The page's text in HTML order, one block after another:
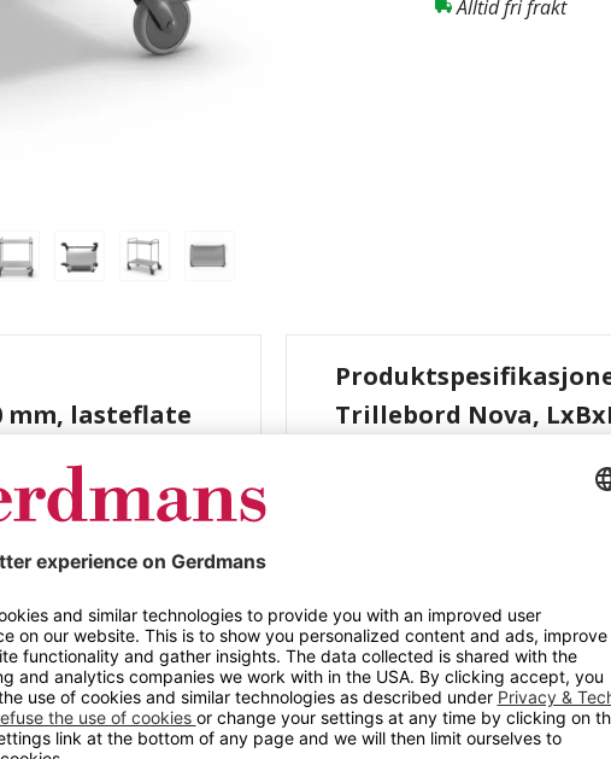
Alltid fri frakt
mm, lasteflate
kg
800 x 500 mm, 2
dekk og
Trillebord Nova,
800 x 500 mm, 2
Bredde (mm)
Høyde (mm)
Maks belastning (kg)
Antall hyller